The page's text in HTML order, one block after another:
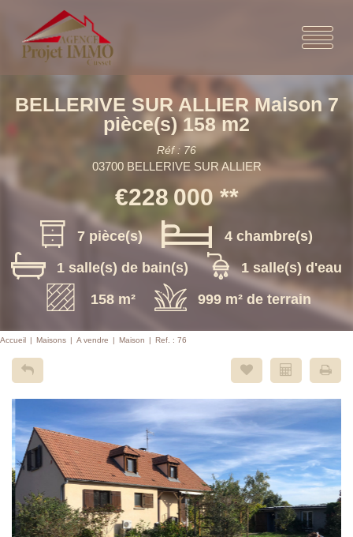
BELLERIVE SUR ALLIER Maison 7
pièce(s) 158 m2
Réf : 76
03700 BELLERIVE SUR ALLIER
€228 000 **
7 pièce(s)
4 chambre(s)
1 salle(s) de bain(s)
1 salle(s) d'eau
158 m²
999 m² de terrain
Accueil Maisons A vendre Maison Ref. : 76